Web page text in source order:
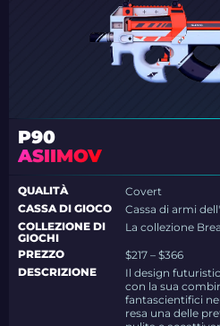
P90
ASIIMOV
QUALITÀ
Covert
CASSA DI GIOCO
Cassa di armi
COLLEZIONE DI
GIOCHI
La collezione
PREZZO
$217 – $366
DESCRIZIONE
Il design
con la sua
fantascientifici
resa una delle